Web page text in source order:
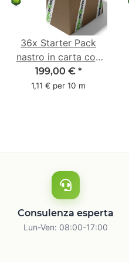
36x Starter Pack
nastro in carta con
logo - 1 colore - 50
mm x 50 m - caucciù
199,00 € *
1,11 € per 10 m
Consulenza esperta
Lun-Ven: 08:00-17:00